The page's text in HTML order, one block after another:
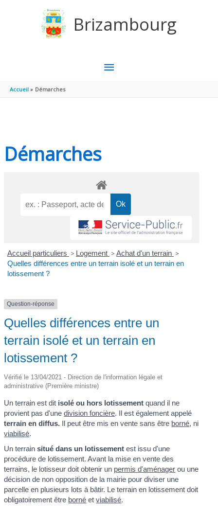
Brizambourg
MENU
Accueil Démarches
Démarches
Accueil particuliers > Logement > Achat d'un terrain >
Quelles différences entre un terrain isolé et un terrain en
lotissement ?
Question-réponse
Quelles différences entre un
terrain isolé et un terrain en
lotissement ?
Vérifié le 13/04/2021 - Direction de l'information légale et
administrative (Première ministre)
Un terrain est dit isolé ou hors lotissement quand il ne
provient pas d'unedivision foncière. Il est également appelé
terrain en diffus. Il peut être mis en vente sans être borné, ni
viabilisé.
Un terrainsitué dans un lotissement est issu d'une
procédure de lotissement. Avant la mise en vente des
terrains, le lotisseur doit obtenir un permis d'aménager ou une
décision de non opposition de la mairie pour diviser une
parcelle en plusieurs lots à bâtir. Le terrain en lotissement doit
obligatoirement être borné etviabilisé.